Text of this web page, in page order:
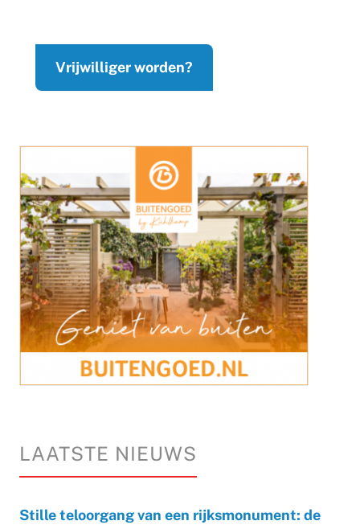
Vrijwilliger worden?
LAATSTE NIEUWS
Stille teloorgang van een rijksmonument: de